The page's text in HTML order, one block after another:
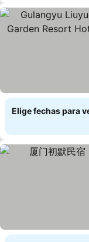
Elige fechas para